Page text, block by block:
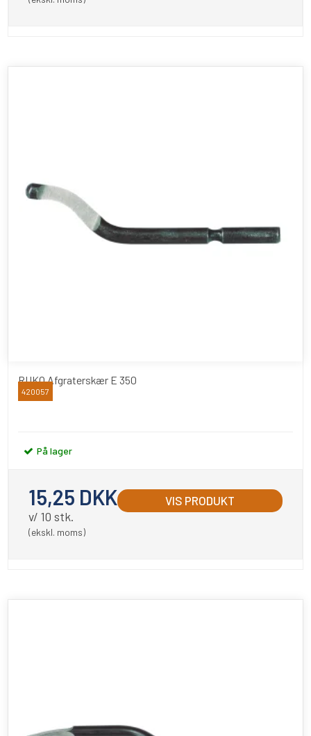
RUKO Afgraterskær E 350
RUKO
420057
På lager
15,25 DKK
v/ 10 stk.
(ekskl. moms)
VIS PRODUKT